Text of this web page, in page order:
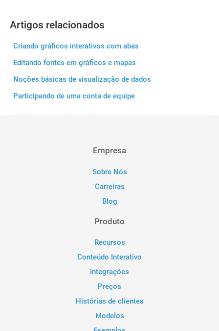
Artigos relacionados
Criando gráficos interativos com abas
Editando fontes em gráficos e mapas
Noções básicas de visualização de dados
Participando de uma conta de equipe
Empresa
Sobre Nós
Carreiras
Blog
Produto
Recursos
Conteúdo Interativo
Integrações
Preços
Histórias de clientes
Modelos